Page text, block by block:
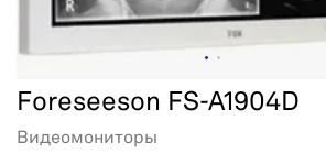
Foreseeson FS-A1904D
Видеомониторы